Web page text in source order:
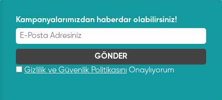
Kampanyalarımızdan haberdar olabilirsiniz!
Gizlilik ve Güvenlik Politikasını Onaylıyorum